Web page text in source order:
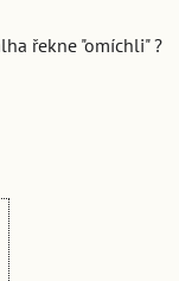
řekne "omíchli" ?